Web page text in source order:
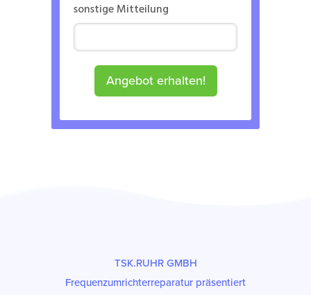
sonstige Mitteilung
Angebot erhalten!
TSK.RUHR GMBH
Frequenzumrichterreparatur präsentiert